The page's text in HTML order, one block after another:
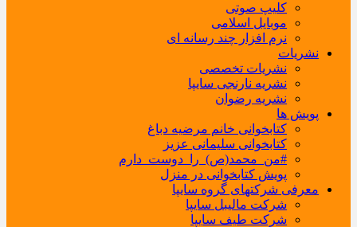
کلیپ صوتی
موبایل اسلامی
نرم افزار چند رسانه ای
نشریات
نشریات تخصصی
نشریه نارنجی سایپا
نشریه رضوان
پویش ها
کتابخوانی خانم مرضیه دباغ
کتابخوانی سلیمانی عزیز
#من_محمد(ص)_را_دوست_دارم
پویش کتابخوانی در منزل
معرفی شرکتهای گروه سایپا
شرکت مالیبل سایپا
شرکت طیف سایپا